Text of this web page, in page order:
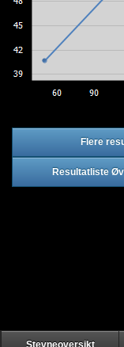
Flere
Resultatliste
Stevneoversikt